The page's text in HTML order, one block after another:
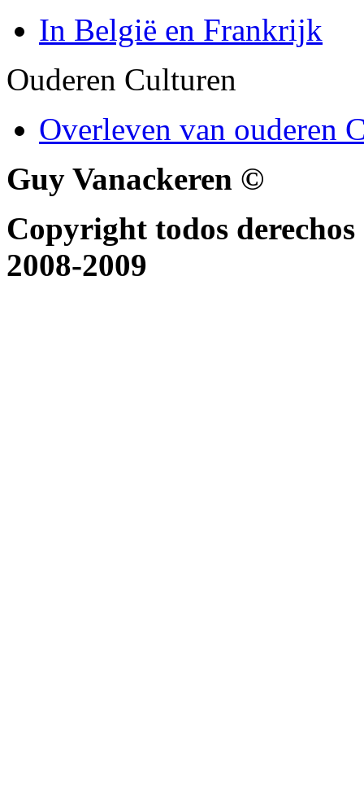
In België en Frankrijk
Ouderen Culturen
Overleven van ouderen
Guy Vanackeren ©
Copyright todos
2008-2009